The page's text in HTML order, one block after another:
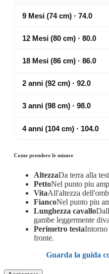
9 Mesi (74 cm) · 74.0
12 Mesi (80 cm) · 80.0
18 Mesi (86 cm) · 86.0
2 anni (92 cm) · 92.0
3 anni (98 cm) · 98.0
4 anni (104 cm) · 104.0
Come prendere le misure
AltezzaDa terra alla
PettoNel punto piu
VitaAll'altezza
FiancoNel punto piu
Lunghezza cavallo
gambe leggermente
Perimetro testaIntorno
fronte.
Guarda la guida